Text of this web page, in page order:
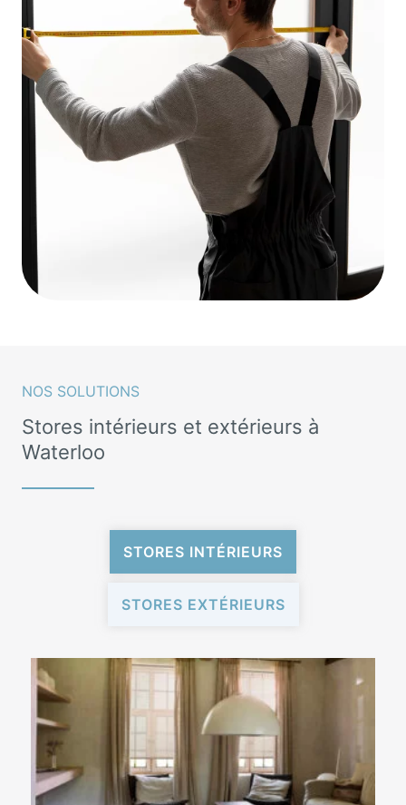
NOS SOLUTIONS
Stores intérieurs et extérieurs à
Waterloo
STORES INTÉRIEURS
STORES EXTÉRIEURS